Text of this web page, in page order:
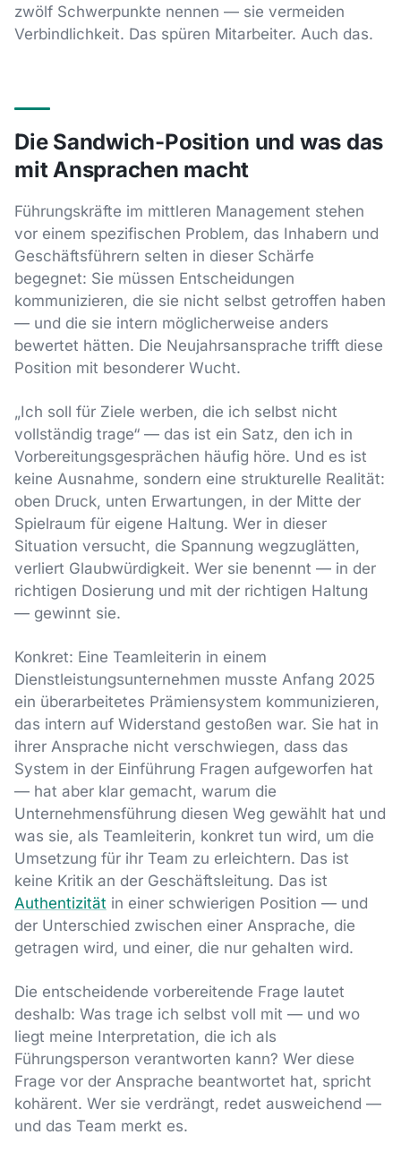
zwölf Schwerpunkte nennen — sie vermeiden
Verbindlichkeit. Das spüren Mitarbeiter. Auch das.
Die Sandwich-Position und was das
mit Ansprachen macht
Führungskräfte im mittleren Management stehen
vor einem spezifischen Problem, das Inhabern und
Geschäftsführern selten in dieser Schärfe
begegnet: Sie müssen Entscheidungen
kommunizieren, die sie nicht selbst getroffen haben
— und die sie intern möglicherweise anders
bewertet hätten. Die Neujahrsansprache trifft diese
Position mit besonderer Wucht.
„Ich soll für Ziele werben, die ich selbst nicht
vollständig trage“ — das ist ein Satz, den ich in
Vorbereitungsgesprächen häufig höre. Und es ist
keine Ausnahme, sondern eine strukturelle Realität:
oben Druck, unten Erwartungen, in der Mitte der
Spielraum für eigene Haltung. Wer in dieser
Situation versucht, die Spannung wegzuglätten,
verliert Glaubwürdigkeit. Wer sie benennt — in der
richtigen Dosierung und mit der richtigen Haltung
— gewinnt sie.
Konkret: Eine Teamleiterin in einem
Dienstleistungsunternehmen musste Anfang 2025
ein überarbeitetes Prämiensystem kommunizieren,
das intern auf Widerstand gestoßen war. Sie hat in
ihrer Ansprache nicht verschwiegen, dass das
System in der Einführung Fragen aufgeworfen hat
— hat aber klar gemacht, warum die
Unternehmensführung diesen Weg gewählt hat und
was sie, als Teamleiterin, konkret tun wird, um die
Umsetzung für ihr Team zu erleichtern. Das ist
keine Kritik an der Geschäftsleitung. Das ist
Authentizität in einer schwierigen Position — und
der Unterschied zwischen einer Ansprache, die
getragen wird, und einer, die nur gehalten wird.
Die entscheidende vorbereitende Frage lautet
deshalb: Was trage ich selbst voll mit — und wo
liegt meine Interpretation, die ich als
Führungsperson verantworten kann? Wer diese
Frage vor der Ansprache beantwortet hat, spricht
kohärent. Wer sie verdrängt, redet ausweichend —
und das Team merkt es.